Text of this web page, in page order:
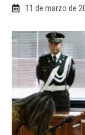
11 de marzo de